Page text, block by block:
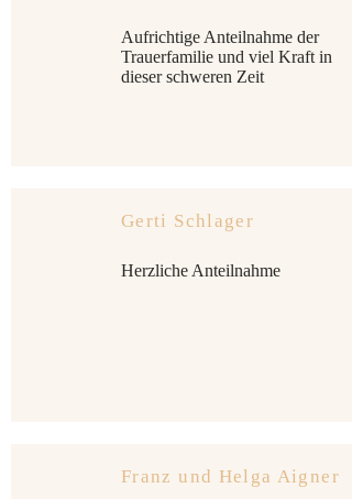
Aufrichtige Anteilnahme der
Trauerfamilie und viel Kraft in
dieser schweren Zeit
Gerti Schlager
Herzliche Anteilnahme
Franz und Helga Aigner